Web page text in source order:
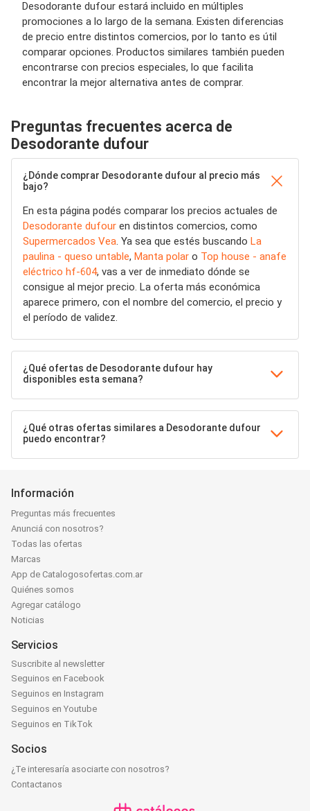
Desodorante dufour estará incluido en múltiples
promociones a lo largo de la semana. Existen diferencias
de precio entre distintos comercios, por lo tanto es útil
comparar opciones. Productos similares también pueden
encontrarse con precios especiales, lo que facilita
encontrar la mejor alternativa antes de comprar.
Preguntas frecuentes acerca de
Desodorante dufour
¿Dónde comprar Desodorante dufour al precio más
bajo?
En esta página podés comparar los precios actuales de
Desodorante dufour en distintos comercios, como
Supermercados Vea. Ya sea que estés buscando La
paulina - queso untable, Manta polar o Top house - anafe
eléctrico hf-604, vas a ver de inmediato dónde se
consigue al mejor precio. La oferta más económica
aparece primero, con el nombre del comercio, el precio y
el período de validez.
¿Qué ofertas de Desodorante dufour hay
disponibles esta semana?
¿Qué otras ofertas similares a Desodorante dufour
puedo encontrar?
Información
Preguntas más frecuentes
Anunciá con nosotros?
Todas las ofertas
Marcas
App de Catalogosofertas.com.ar
Quiénes somos
Agregar catálogo
Noticias
Servicios
Suscribite al newsletter
Seguinos en Facebook
Seguinos en Instagram
Seguinos en Youtube
Seguinos en TikTok
Socios
¿Te interesaría asociarte con nosotros?
Contactanos